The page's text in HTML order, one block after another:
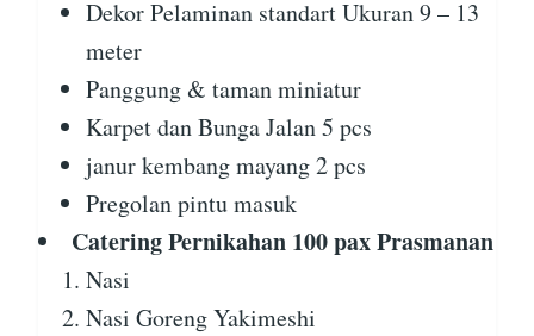
Dekor Pelaminan standart Ukuran 9 – 13
meter
Panggung & taman miniatur
Karpet dan Bunga Jalan 5 pcs
janur kembang mayang 2 pcs
Pregolan pintu masuk
Catering Pernikahan 100 pax Prasmanan
Nasi
Nasi Goreng Yakimeshi